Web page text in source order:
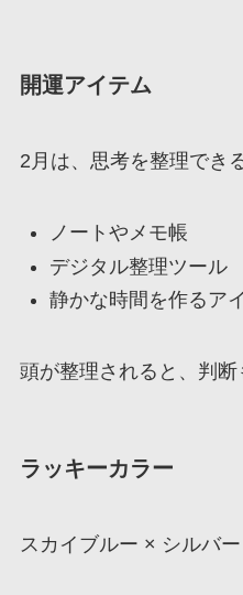
開運アイテム
2月は、思考を整理でき
ノートやメモ帳
デジタル整理ツール
静かな時間を作るア
頭が整理されると、判断
ラッキーカラー
スカイブルー × シルバー